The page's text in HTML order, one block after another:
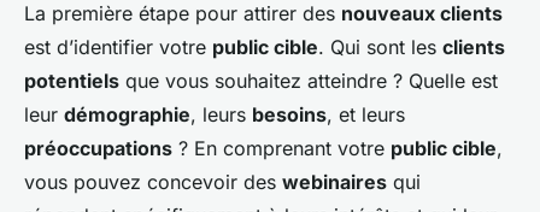
La première étape pour attirer des nouveaux clients
est d’identifier votre public cible. Qui sont les clients
potentiels que vous souhaitez atteindre ? Quelle est
leur démographie, leurs besoins, et leurs
préoccupations ? En comprenant votre public cible,
vous pouvez concevoir des webinaires qui